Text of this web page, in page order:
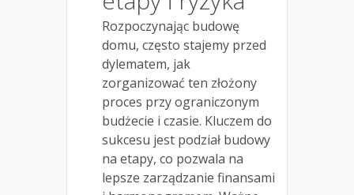
Rozpoczynając budowę
domu, często stajemy przed
dylematem, jak
zorganizować ten złożony
proces przy ograniczonym
budżecie i czasie. Kluczem do
sukcesu jest podział budowy
na etapy, co pozwala na
lepsze zarządzanie finansami